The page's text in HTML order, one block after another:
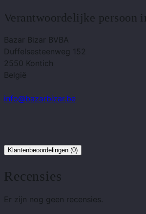
Verantwoordelijke persoon
Bazar Bizar BVBA
Duffelsesteenweg 152
2550 Kontich
België
info@bazarbizar.be
Klantenbeoordelingen (0)
Recensies
Er zijn nog geen recensies.